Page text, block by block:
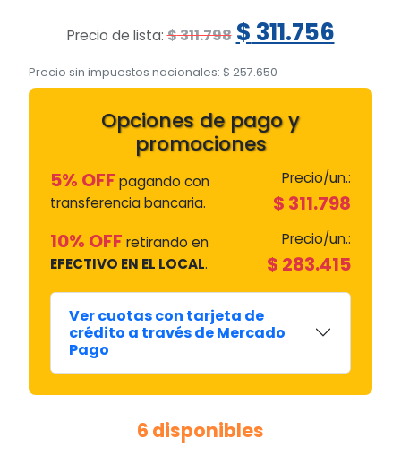
Precio de lista:$311.798 El
precio
original
era:
$ 311.798.
$ 311.756El
$
Precio sin impuestos nacionales: $ 257.650
Opciones de pago y
promociones
5% OFF pagando con
transferencia bancaria.
Precio/un.:
$ 311.798
10% OFF retirando en
EFECTIVO EN EL LOCAL.
Precio/un.:
$ 283.415
Ver cuotas con tarjeta de
crédito a través de Mercado
Pago
6 disponibles